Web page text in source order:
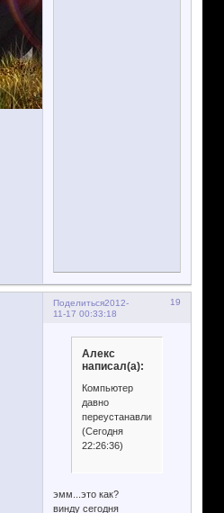
Поделиться 19
2012-
11-17 00:33:18
Алекс
написал(а):
Компьютер
давно
переустанавливался?
(Сегодня
22:26:36)
эмм...это как?
винду сегодня